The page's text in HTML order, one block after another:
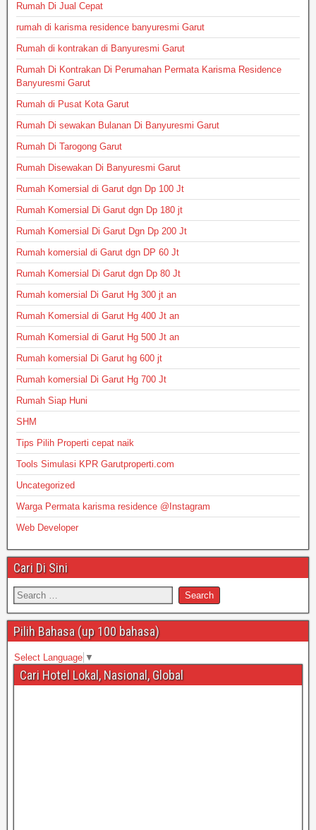
Rumah Di Jual Cepat
rumah di karisma residence banyuresmi Garut
Rumah di kontrakan di Banyuresmi Garut
Rumah Di Kontrakan Di Perumahan Permata Karisma Residence
Banyuresmi Garut
Rumah di Pusat Kota Garut
Rumah Di sewakan Bulanan Di Banyuresmi Garut
Rumah Di Tarogong Garut
Rumah Disewakan Di Banyuresmi Garut
Rumah Komersial di Garut dgn Dp 100 Jt
Rumah Komersial Di Garut dgn Dp 180 jt
Rumah Komersial Di Garut Dgn Dp 200 Jt
Rumah komersial di Garut dgn DP 60 Jt
Rumah Komersial Di Garut dgn Dp 80 Jt
Rumah komersial Di Garut Hg 300 jt an
Rumah Komersial di Garut Hg 400 Jt an
Rumah Komersial di Garut Hg 500 Jt an
Rumah komersial Di Garut hg 600 jt
Rumah komersial Di Garut Hg 700 Jt
Rumah Siap Huni
SHM
Tips Pilih Properti cepat naik
Tools Simulasi KPR Garutproperti.com
Uncategorized
Warga Permata karisma residence @Instagram
Web Developer
Cari Di Sini
Pilih Bahasa (up 100 bahasa)
Select Language ▼
Cari Hotel Lokal, Nasional, Global